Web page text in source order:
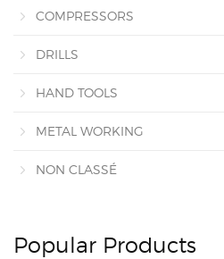
COMPRESSORS
DRILLS
HAND TOOLS
METAL WORKING
NON CLASSÉ
Popular Products